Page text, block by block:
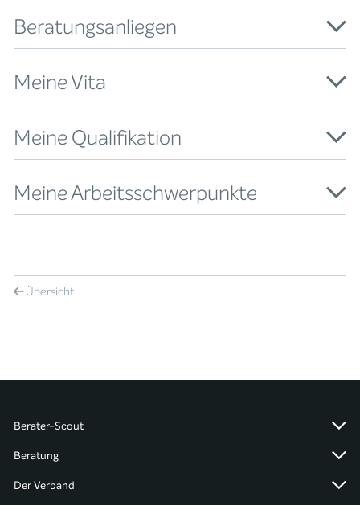
Beratungsanliegen
Meine Vita
Meine Qualifikation
Meine Arbeitsschwerpunkte
Übersicht
Berater-Scout
Beratung
Der Verband